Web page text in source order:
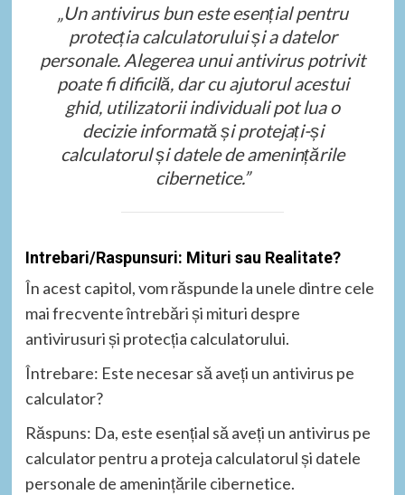
„Un antivirus bun este esențial pentru
protecția calculatorului și a datelor
personale. Alegerea unui antivirus potrivit
poate fi dificilă, dar cu ajutorul acestui
ghid, utilizatorii individuali pot lua o
decizie informată și protejați-și
calculatorul și datele de amenințările
cibernetice.”
Intrebari/Raspunsuri: Mituri sau Realitate?
În acest capitol, vom răspunde la unele dintre cele
mai frecvente întrebări și mituri despre
antivirusuri și protecția calculatorului.
Întrebare: Este necesar să aveți un antivirus pe
calculator?
Răspuns: Da, este esențial să aveți un antivirus pe
calculator pentru a proteja calculatorul și datele
personale de amenințările cibernetice.